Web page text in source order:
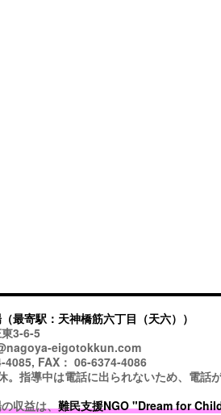
最寄駅：天神橋筋六丁目（天六））
3-6-5
eigotokkun.com
FAX： 06-6374-4086
指導中は電話に出られないため、電話
収益は、難民支援NGO "Dream for